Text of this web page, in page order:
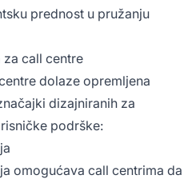
prednost u pružanju
za call centre
dolaze opremljena
dizajniranih za
podrške:
omogućava call centrima da